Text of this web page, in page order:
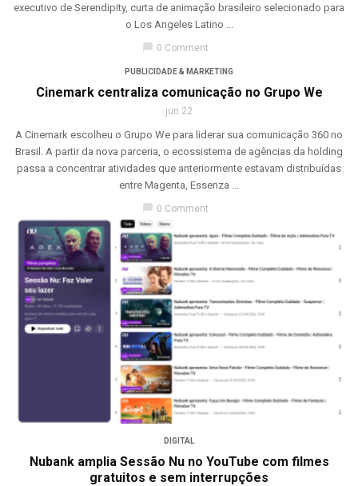
executivo de Serendipity, curta de animação brasileiro selecionado para
o Los Angeles Latino ...
0 Comment
PUBLICIDADE & MARKETING
Cinemark centraliza comunicação no Grupo We
jun 22
A Cinemark escolheu o Grupo We para liderar sua comunicação 360 no
Brasil. A partir da nova parceria, o ecossistema de agências da holding
passa a concentrar atividades que anteriormente estavam distribuídas
entre Magenta, Essenza ...
0 Comment
DIGITAL
Nubank amplia Sessão Nu no YouTube com filmes
gratuitos e sem interrupções